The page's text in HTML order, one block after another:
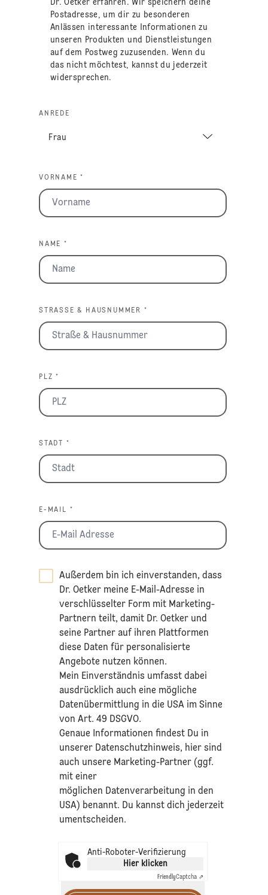
Dr. Oetker erfahren. Wir speichern deine
Postadresse, um dir zu besonderen
Anlässen interessante Informationen zu
unseren Produkten und Dienstleistungen
auf dem Postweg zuzusenden. Wenn du
das nicht möchtest, kannst du jederzeit
widersprechen.
ANREDE
VORNAME *
NAME *
STRASSE & HAUSNUMMER *
PLZ *
STADT *
E-MAIL *
Außerdem bin ich einverstanden, dass
Dr. Oetker meine E-Mail-Adresse in
verschlüsselter Form mit Marketing-
Partnern teilt, damit Dr. Oetker und
seine Partner auf ihren Plattformen
diese Daten für personalisierte
Angebote nutzen können.
Mein Einverständnis umfasst dabei
ausdrücklich auch eine mögliche
Datenübermittlung in die USA im Sinne
von Art. 49 DSGVO.​
​Genaue Informationen findest Du in
unserer Datenschutzhinweis, hier sind
auch unsere Marketing-Partner (ggf.
mit einer
möglichen Datenverarbeitung in den
USA) benannt. Du kannst dich jederzeit
umentscheiden.
Anti-Roboter-Verifizierung
Hier klicken
FriendlyCaptcha ⇗